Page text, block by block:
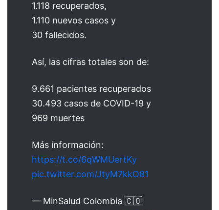
1.118 recuperados,
1.110 nuevos casos y
30 fallecidos.
Así, las cifras totales son de:
9.661 pacientes recuperados
30.493 casos de COVID-19 y
969 muertes
Más información:
https://t.co/6qWMUertKy
pic.twitter.com/JtyM7kkO81
— MinSalud Colombia 🇨🇴